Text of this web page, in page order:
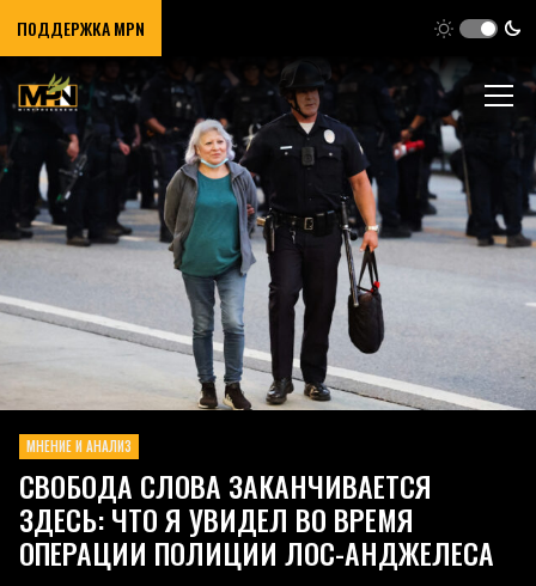
ПОДДЕРЖКА MPN
МНЕНИЕ И АНАЛИЗ
СВОБОДА СЛОВА ЗАКАНЧИВАЕТСЯ
ЗДЕСЬ: ЧТО Я УВИДЕЛ ВО ВРЕМЯ
ОПЕРАЦИИ ПОЛИЦИИ ЛОС-АНДЖЕЛЕСА